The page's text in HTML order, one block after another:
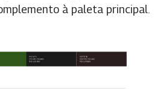
à paleta principal.